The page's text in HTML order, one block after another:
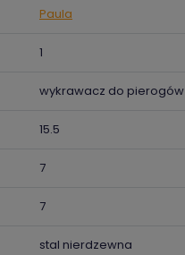
Paula
1
wykrawacz do pierogów
15.5
7
7
stal nierdzewna